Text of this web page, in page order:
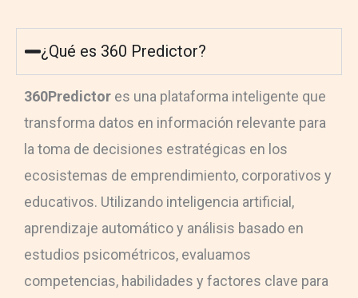
¿Qué es 360 Predictor?
360Predictor es una plataforma inteligente que
transforma datos en información relevante para
la toma de decisiones estratégicas en los
ecosistemas de emprendimiento, corporativos y
educativos. Utilizando inteligencia artificial,
aprendizaje automático y análisis basado en
estudios psicométricos, evaluamos
competencias, habilidades y factores clave para